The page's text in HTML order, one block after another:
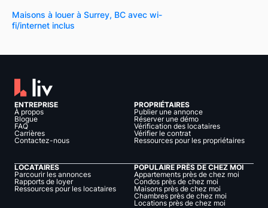
Maisons à louer à Surrey, BC avec wi-
fi/internet inclus
ENTREPRISE
À propos
Blogue
FAQ
Carrières
Contactez-nous
PROPRIÉTAIRES
Publier une annonce
Réserver une démo
Vérification des locataires
Vérifier le contrat
Ressources pour les propriétaires
LOCATAIRES
Parcourir les annonces
Rapports de loyer
Ressources pour les locataires
POPULAIRE PRÈS DE CHEZ MOI
Appartements près de chez moi
Condos près de chez moi
Maisons près de chez moi
Chambres près de chez moi
Locations près de chez moi